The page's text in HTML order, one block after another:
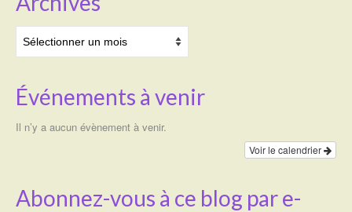
Événements à venir
Il n’y a aucun évènement à venir.
Voir le calendrier
Abonnez-vous à ce blog par e-